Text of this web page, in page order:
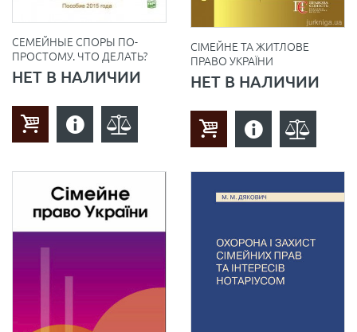
СЕМЕЙНЫЕ СПОРЫ ПО-
ПРОСТОМУ. ЧТО ДЕЛАТЬ?
НЕТ В НАЛИЧИИ
СІМЕЙНЕ ТА ЖИТЛОВЕ
ПРАВО УКРАЇНИ
НЕТ В НАЛИЧИИ